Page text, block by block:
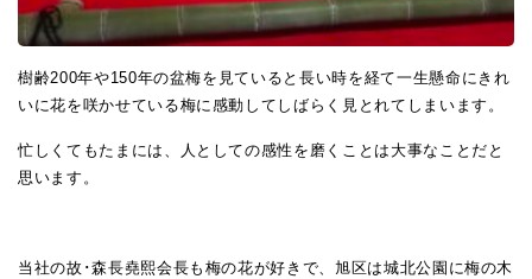
樹齢200年や150年の盆梅を見ていると長い時を経て一生懸命にきれ
いに花を咲かせている梅に感動してしばらく見とれてしまいます。
忙しくてもたまには、人としての感性を磨くことは大事なことだと
思います。
当社の故･森長堯熙会長も梅の花が好きで、旭区は城北公園に梅の木